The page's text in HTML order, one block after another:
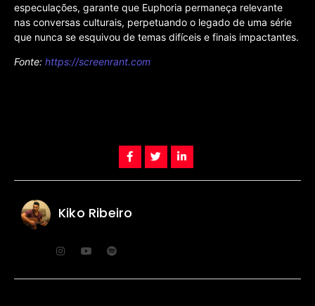
especulações, garante que Euphoria permaneça relevante
nas conversas culturais, perpetuando o legado de uma série
que nunca se esquivou de temas difíceis e finais impactantes.
Fonte: https://screenrant.com
Kiko Ribeiro